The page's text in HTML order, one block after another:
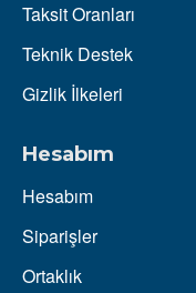
Taksit Oranları
Teknik Destek
Gizlik İlkeleri
Hesabım
Hesabım
Siparişler
Ortaklık